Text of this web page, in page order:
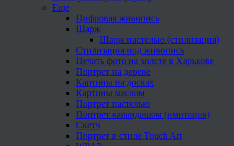
Еще
Цифровая живопись
Шарж
Шарж пастелью (стилизация)
Стилизация под живопись
Печать фото на холсте в Харькове
Портрет на дереве
Картины на досках
Картины маслом
Портрет пастелью
Портрет карандашом (имитация)
Скетч
Портрет в стиле Touch Art